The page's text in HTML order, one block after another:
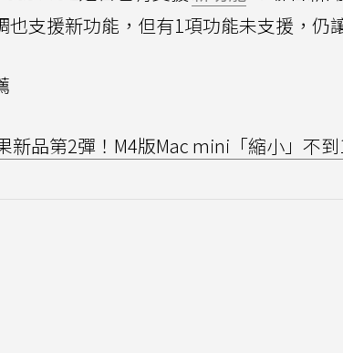
也支援新功能，但有1項功能未支援，仍
新品第2彈！M4版Mac mini「縮小」不